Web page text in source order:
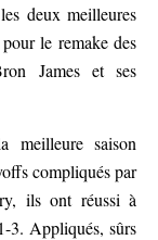
deux meilleures
le remake des
James et ses
meilleure saison
compliqués par
ils ont réussi à
3. Appliqués, sûrs